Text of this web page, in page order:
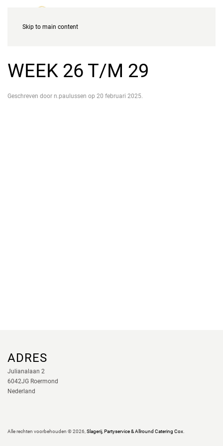
Skip to main content
WEEK 26 T/M 29
Geschreven door n.paulussen op 20 februari 2025.
ADRES
Julianalaan 2
6042JG Roermond
Nederland
Alle rechten voorbehouden ©2026, Slagerij, Partyservice & Allround Catering Cox